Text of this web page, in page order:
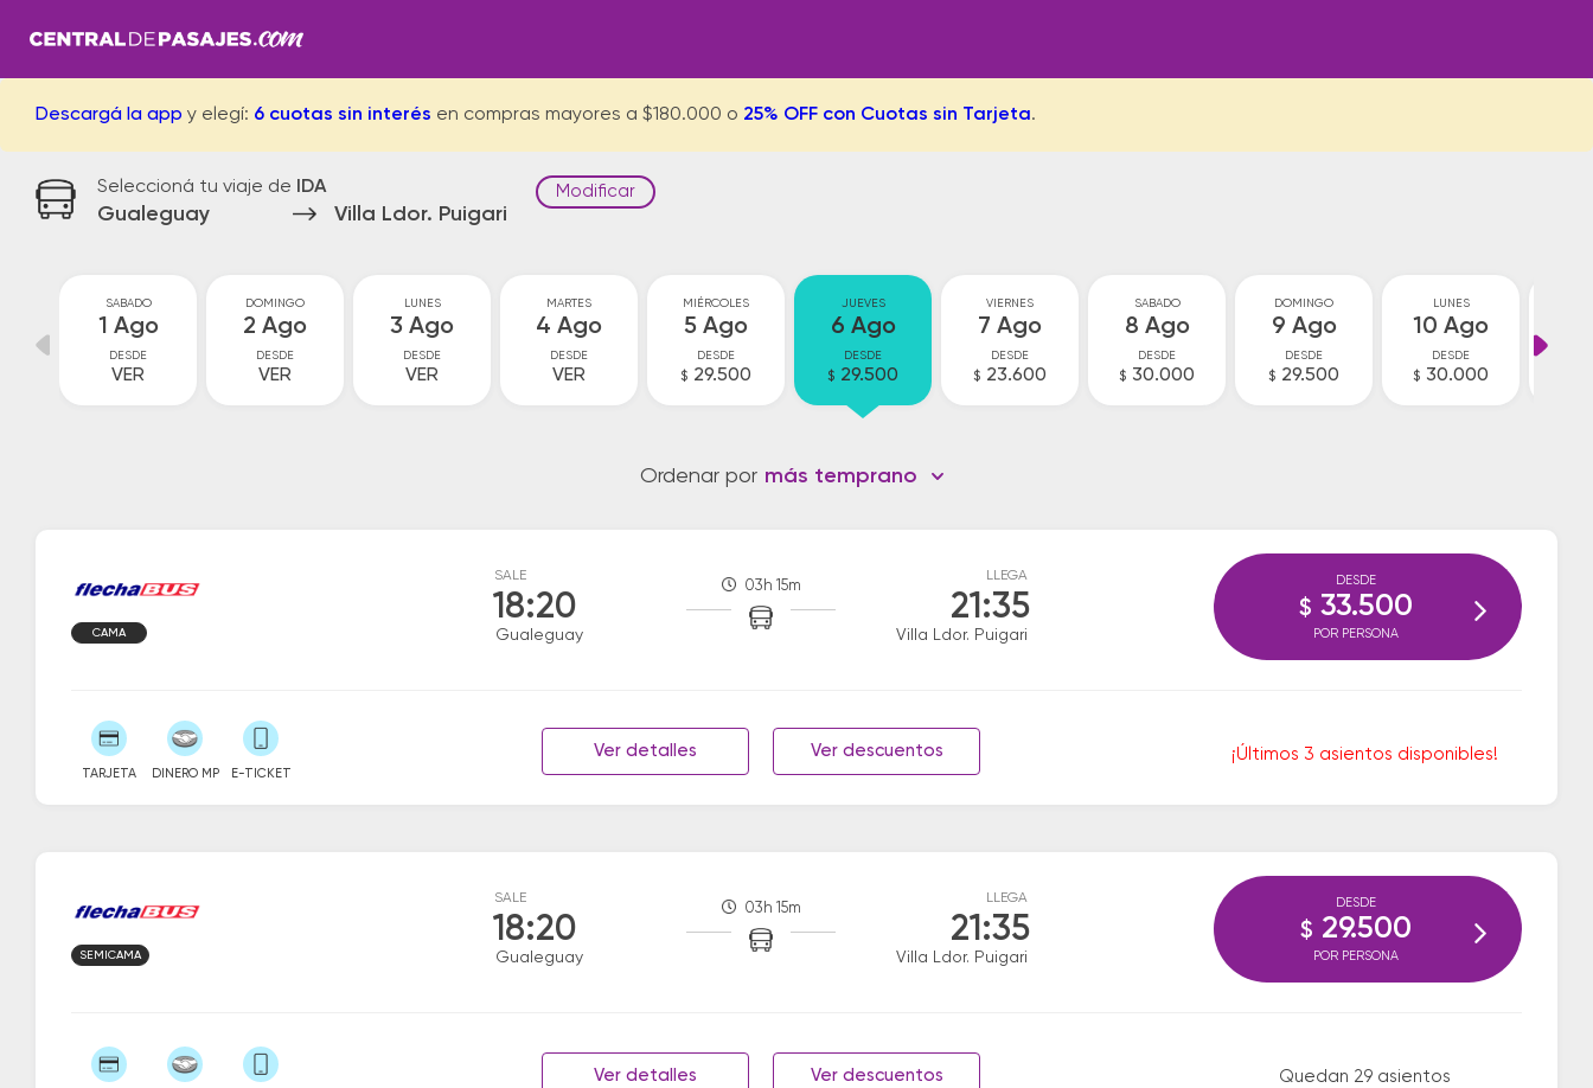
Descargá la app y elegí: 6 cuotas sin interés en compras mayores a $180.000 o 25% OFF con Cuotas sin Tarjeta.
Seleccioná tu viaje de IDA
Gualeguay Villa Ldor. Puigari
Modificar
SABADO
1 Ago
DESDE
VER
DOMINGO
2 Ago
DESDE
VER
LUNES
3 Ago
DESDE
VER
MARTES
4 Ago
DESDE
VER
MIÉRCOLES
5 Ago
DESDE
$ 29.500
JUEVES
6 Ago
DESDE
$ 29.500
VIERNES
7 Ago
DESDE
$ 23.600
SABADO
8 Ago
DESDE
$ 30.000
DOMINGO
9 Ago
DESDE
$ 29.500
LUNES
10 Ago
DESDE
$ 30.000
Ordenar por más temprano
SALE
18:20
Gualeguay
03h 15m
LLEGA
21:35
Villa Ldor. Puigari
CAMA
TARJETA DINERO MP E-TICKET
Ver detalles Ver descuentos ¡Últimos 3 asientos disponibles!
DESDE
$ 33.500
POR PERSONA
SALE
18:20
Gualeguay
03h 15m
LLEGA
21:35
Villa Ldor. Puigari
SEMICAMA
Ver detalles Ver descuentos
Quedan 29 asientos
DESDE
$ 29.500
POR PERSONA